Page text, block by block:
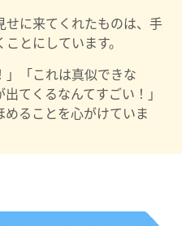
せに来てくれたものは、手
とにしています。
」「これは真似できな
てくるなんてすごい！」
ることを心がけていま